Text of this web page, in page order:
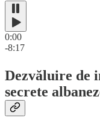
0:00
-8:17
Dezvăluire de
secrete